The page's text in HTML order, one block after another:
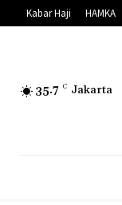
Kabar Haji HAMKA
35.7 C Jakarta